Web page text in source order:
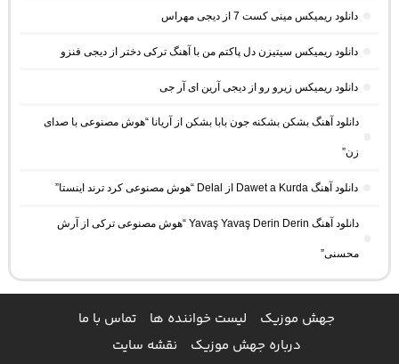
دانلود ریمیکس مینی کست 7 از دیجی مهراس
دانلود ریمیکس سیتیزن دل پاکتم من با آهنگ ترکی دختر از دیجی فنزو
دانلود ریمیکس زیرو رو از دیجی آرین ای آر جی
دانلود آهنگ بشکن بشکنه جون بابا بشکن از آریانا “هوش مصنوعی با صدای
زن”
دانلود آهنگ Dawet a Kurda از Delal “هوش مصنوعی کرد ترند اینستا”
دانلود آهنگ Yavaş Yavaş Derin Derin “هوش مصنوعی ترکی از آرش
محسنی”
جهش موزیک لیست خواننده ها
تماس با ما
درباره جهش موزیک
نقشه سایت